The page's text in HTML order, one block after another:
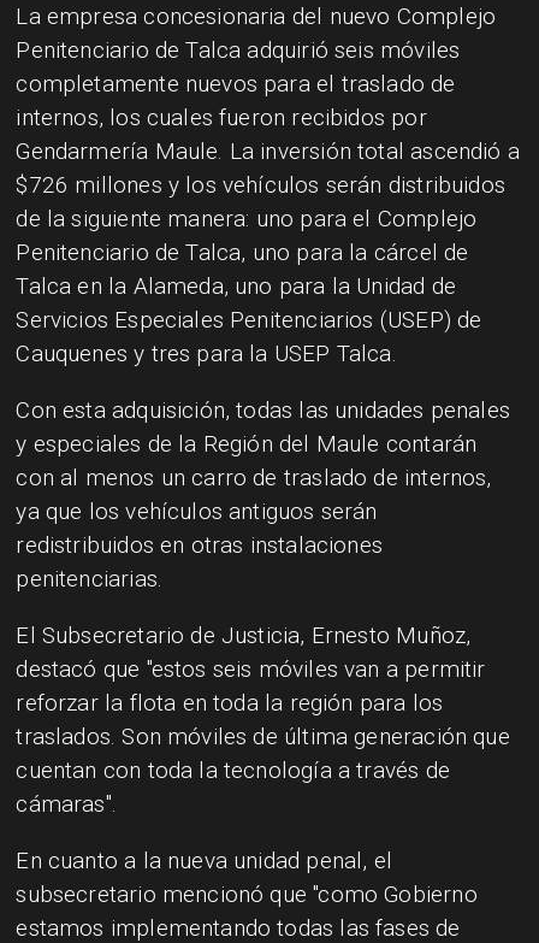
La empresa concesionaria del nuevo Complejo
Penitenciario de Talca adquirió seis móviles
completamente nuevos para el traslado de
internos, los cuales fueron recibidos por
Gendarmería Maule. La inversión total ascendió a
$726 millones y los vehículos serán distribuidos
de la siguiente manera: uno para el Complejo
Penitenciario de Talca, uno para la cárcel de
Talca en la Alameda, uno para la Unidad de
Servicios Especiales Penitenciarios (USEP) de
Cauquenes y tres para la USEP Talca.
Con esta adquisición, todas las unidades penales
y especiales de la Región del Maule contarán
con al menos un carro de traslado de internos,
ya que los vehículos antiguos serán
redistribuidos en otras instalaciones
penitenciarias.
El Subsecretario de Justicia, Ernesto Muñoz,
destacó que "estos seis móviles van a permitir
reforzar la flota en toda la región para los
traslados. Son móviles de última generación que
cuentan con toda la tecnología a través de
cámaras".
En cuanto a la nueva unidad penal, el
subsecretario mencionó que "como Gobierno
estamos implementando todas las fases de